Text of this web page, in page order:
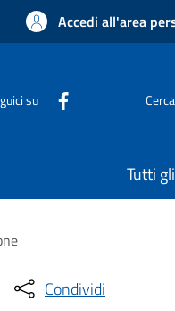
Accedi all'area
su Cerca
Tutti
Condividi